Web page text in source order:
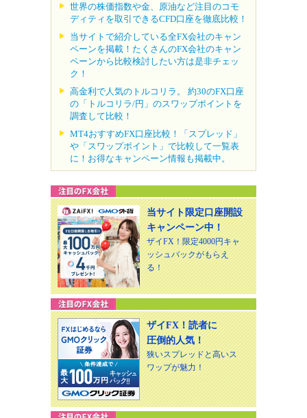
世界の株価指数や金、原油など注目のコモ
ディティを取引できるCFD口座を徹底比較！
当サイトで紹介している全FX会社のキャン
ペーンを掲載！たくさんのFX会社のキャン
ペーンから比較検討したい方は是非チェッ
ク！
高金利で人気のトルコリラ。 約30のFX口座
の「トルコリラ/円」のスワップポイントを
調査して比較！
MT4おすすめFX口座比較！「スプレッド」
や「スワップポイント」で比較して一覧表
に！お得なキャンペーン情報も掲載中。
当サイト限定口座開設
キャンペーン中！
ザイFX！限定4000円キャ
ッシュバックがもらえ
る！
ザイFX！読者に
圧倒的人気！
狭いスプレッドと高いス
ワップが魅力！